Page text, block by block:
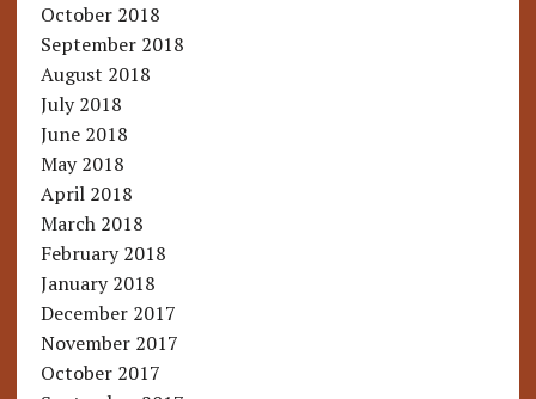
October 2018
September 2018
August 2018
July 2018
June 2018
May 2018
April 2018
March 2018
February 2018
January 2018
December 2017
November 2017
October 2017